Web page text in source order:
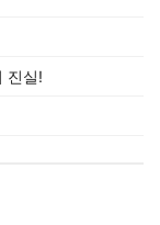
진실!